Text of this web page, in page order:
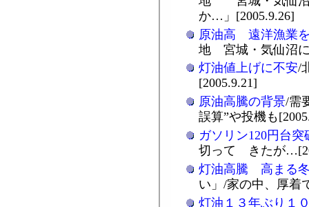
か…」[2005.9.26]
原油高 遠洋漁業
地 宮城・気仙沼に
灯油値上げに不安/
[2005.9.21]
原油高騰の背景/需
誤算”や投機も
ガソリン120円台突
切って きたが
灯油高騰 高まる
い」/家の中、厚着
灯油１３年ぶり１